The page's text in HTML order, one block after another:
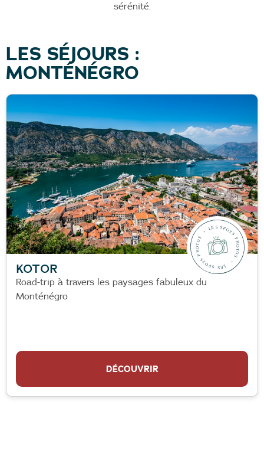
sérénité.
LES SÉJOURS :
MONTÉNÉGRO
KOTOR
Road-trip à travers les paysages fabuleux du
Monténégro
DÉCOUVRIR